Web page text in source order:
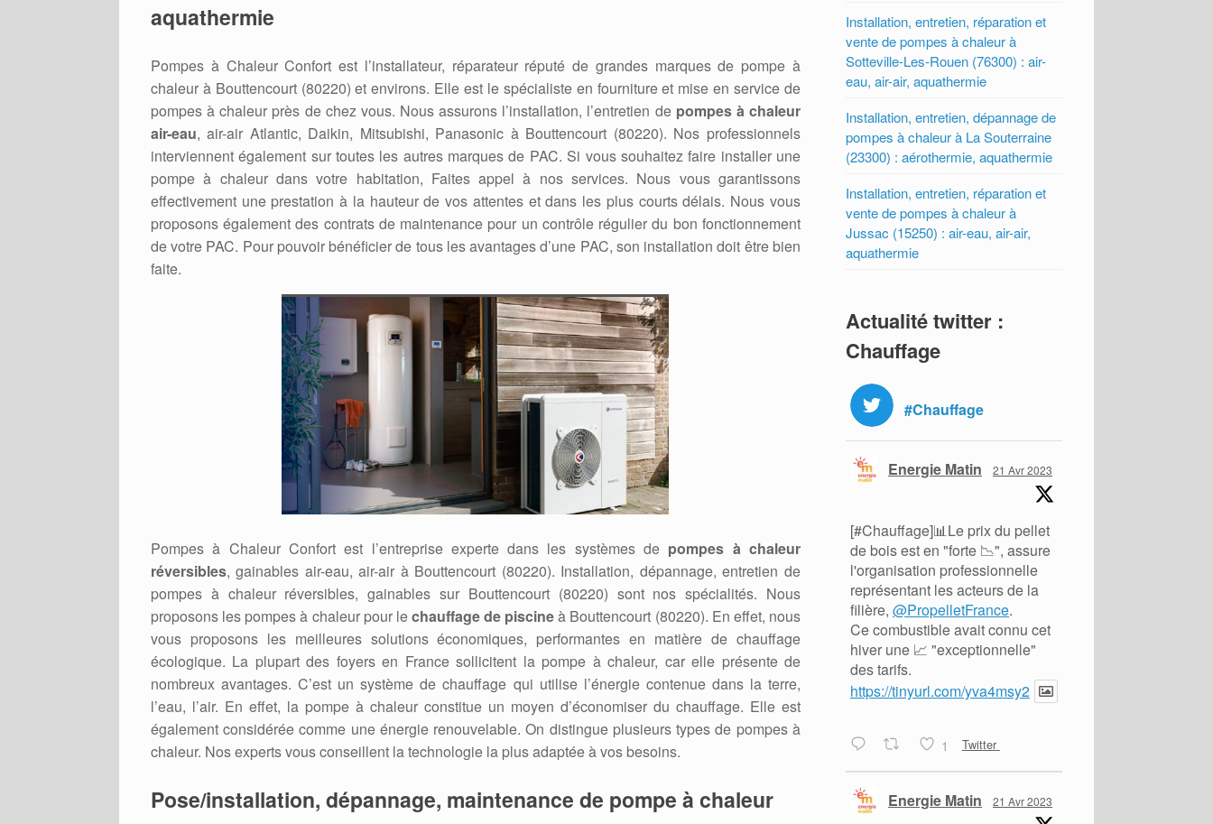
aquathermie
Pompes à Chaleur Confort est l’installateur, réparateur réputé de grandes marques de pompe à
chaleur à Bouttencourt (80220) et environs. Elle est le spécialiste en fourniture et mise en service de
pompes à chaleur près de chez vous. Nous assurons l’installation, l’entretien de pompes à chaleur
air-eau, air-air Atlantic, Daikin, Mitsubishi, Panasonic à Bouttencourt (80220). Nos professionnels
interviennent également sur toutes les autres marques de PAC. Si vous souhaitez faire installer une
pompe à chaleur dans votre habitation, Faites appel à nos services. Nous vous garantissons
effectivement une prestation à la hauteur de vos attentes et dans les plus courts délais. Nous vous
proposons également des contrats de maintenance pour un contrôle régulier du bon fonctionnement
de votre PAC. Pour pouvoir bénéficier de tous les avantages d’une PAC, son installation doit être bien
faite.
Pompes à Chaleur Confort est l’entreprise experte dans les systèmes de pompes à chaleur
réversibles, gainables air-eau, air-air à Bouttencourt (80220). Installation, dépannage, entretien de
pompes à chaleur réversibles, gainables sur Bouttencourt (80220) sont nos spécialités. Nous
proposons les pompes à chaleur pour lechauffage de piscineà Bouttencourt (80220). En effet, nous
vous proposons les meilleures solutions économiques, performantes en matière de chauffage
écologique. La plupart des foyers en France sollicitent la pompe à chaleur, car elle présente de
nombreux avantages. C’est un système de chauffage qui utilise l’énergie contenue dans la terre,
l’eau, l’air. En effet, la pompe à chaleur constitue un moyen d’économiser du chauffage. Elle est
également considérée comme une énergie renouvelable. On distingue plusieurs types de pompes à
chaleur. Nos experts vous conseillent la technologie la plus adaptée à vos besoins.
Pose/installation, dépannage, maintenance de pompe à chaleur
Installation, entretien, réparation et
vente de pompes à chaleur à
Sotteville-Les-Rouen (76300) : air-
eau, air-air, aquathermie
Installation, entretien, dépannage de
pompes à chaleur à La Souterraine
(23300) : aérothermie, aquathermie
Installation, entretien, réparation et
vente de pompes à chaleur à
Jussac (15250) : air-eau, air-air,
aquathermie
Actualité twitter :
Chauffage
#Chauffage
Energie Matin 21 Avr 2023
[#Chauffage]📊Le prix du pellet
de bois est en "forte 📉", assure
l'organisation professionnelle
représentant les acteurs de la
filière,@PropelletFrance.
Ce combustible avait connu cet
hiver une 📈 "exceptionnelle"
des tarifs.
https://tinyurl.com/yva4msy2
1 Twitter
Energie Matin 21 Avr 2023